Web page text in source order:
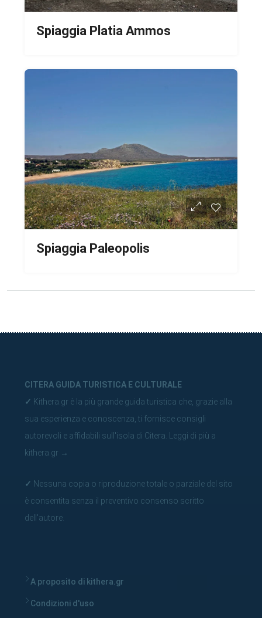
Spiaggia Platia Ammos
Spiaggia Paleopolis
CITERA GUIDA TURISTICA E CULTURALE
✓ Kithera.gr è la più grande guida turistica che, grazie alla
sua esperienza e conoscenza, ti fornisce consigli
autorevoli e affidabili sull'isola di Citera. Leggi di più a
kithera.gr →
✓ Nessuna copia o riproduzione totale o parziale del sito
è consentita senza il preventivo consenso scritto
dell'autore.
A proposito di kithera.gr
Condizioni d'uso